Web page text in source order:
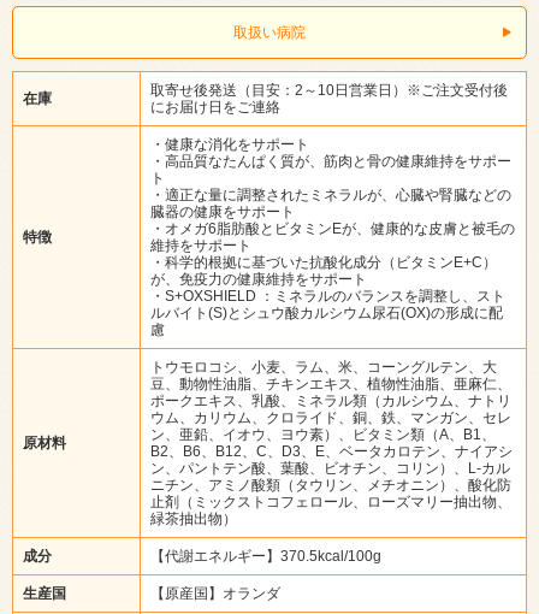
取扱い病院
在庫
取寄せ後発送（目安：2～10日営業日）※ご注文受付後
にお届け日をご連絡
特徴
・健康な消化をサポート
・高品質なたんぱく質が、筋肉と骨の健康維持をサポー
ト
・適正な量に調整されたミネラルが、心臓や腎臓などの
臓器の健康をサポート
・オメガ6脂肪酸とビタミンEが、健康的な皮膚と被毛の
維持をサポート
・科学的根拠に基づいた抗酸化成分（ビタミンE+C）
が、免疫力の健康維持をサポート
・S+OXSHIELD ：ミネラルのバランスを調整し、スト
ルバイト(S)とシュウ酸カルシウム尿石(OX)の形成に配
慮
原材料
トウモロコシ、小麦、ラム、米、コーングルテン、大
豆、動物性油脂、チキンエキス、植物性油脂、亜麻仁、
ポークエキス、乳酸、ミネラル類（カルシウム、ナトリ
ウム、カリウム、クロライド、銅、鉄、マンガン、セレ
ン、亜鉛、イオウ、ヨウ素）、ビタミン類（A、B1、
B2、B6、B12、C、D3、E、ベータカロテン、ナイアシ
ン、パントテン酸、葉酸、ビオチン、コリン）、L-カル
ニチン、アミノ酸類（タウリン、メチオニン）、酸化防
止剤（ミックストコフェロール、ローズマリー抽出物、
緑茶抽出物）
成分 【代謝エネルギー】370.5kcal/100g
生産国 【原産国】オランダ